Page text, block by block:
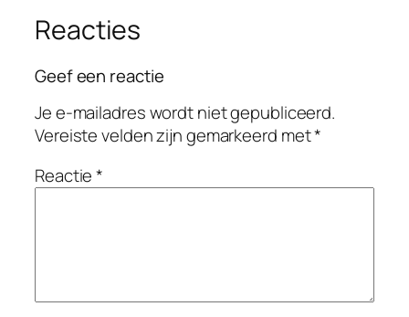
Reacties
Geef een reactie
Je e-mailadres wordt niet gepubliceerd.
Vereiste velden zijn gemarkeerd met*
Reactie*